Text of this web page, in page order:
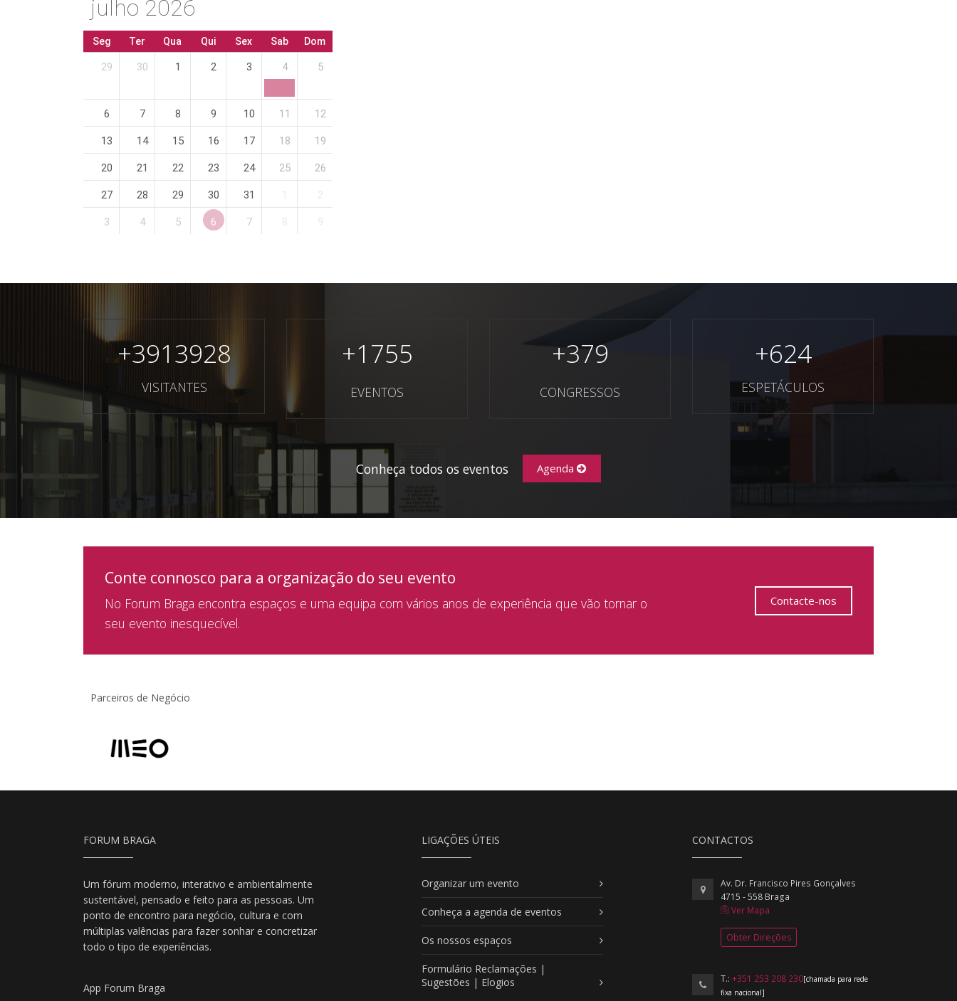
julho 2026
Seg Ter Qua Qui Sex Sab Dom
29 30 1 2 3 4 5
6 7 8 9 10 11 12
13 14 15 16 17 18 19
20 21 22 23 24 25 26
27 28 29 30 31
3 4 5 6 7
+3913928
VISITANTES
+1755
EVENTOS
+379
CONGRESSOS
+624
ESPETÁCULOS
Conheça todos os eventos Agenda
Conte connosco para a organização do seu evento
No Forum Braga encontra espaços e uma equipa com vários anos de experiência que vão tornar o
seu evento inesquecível.
Contacte-nos
Parceiros de Negócio
FORUM BRAGA
Um fórum moderno, interativo e ambientalmente
sustentável, pensado e feito para as pessoas. Um
ponto de encontro para negócio, cultura e com
múltiplas valências para fazer sonhar e concretizar
todo o tipo de experiências.
App Forum Braga
LIGAÇÕES ÚTEIS
Organizar um evento
Conheça a agenda de eventos
Os nossos espaços
Formulário Reclamações |
Sugestões | Elogios
CONTACTOS
Av. Dr. Francisco Pires Gonçalves
4715 - 558 Braga
Ver Mapa
Obter Direções
T.: +351 253 208 230[chamada para rede
fixa nacional]